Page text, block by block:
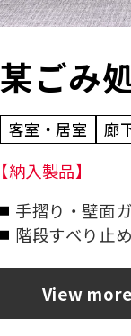
某ごみ
客室・居室 廊
【納入製品】
手摺り・壁面
階段すべり止
View more